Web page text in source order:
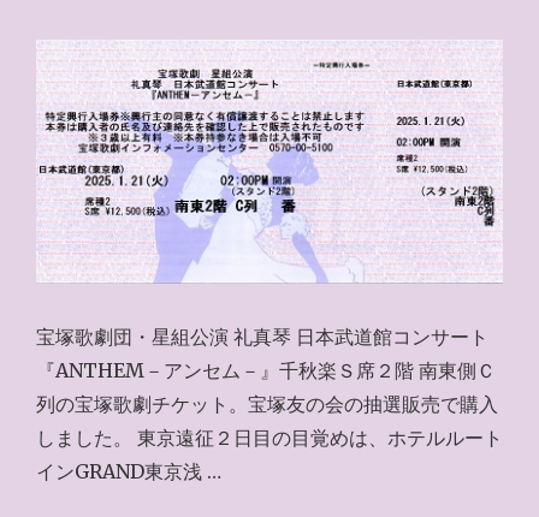
宝塚歌劇団・星組公演 礼真琴 日本武道館コンサート
『ANTHEM－アンセム－』千秋楽Ｓ席２階 南東側Ｃ
列の宝塚歌劇チケット。宝塚友の会の抽選販売で購入
しました。 東京遠征２日目の目覚めは、ホテルルート
インGRAND東京浅 …